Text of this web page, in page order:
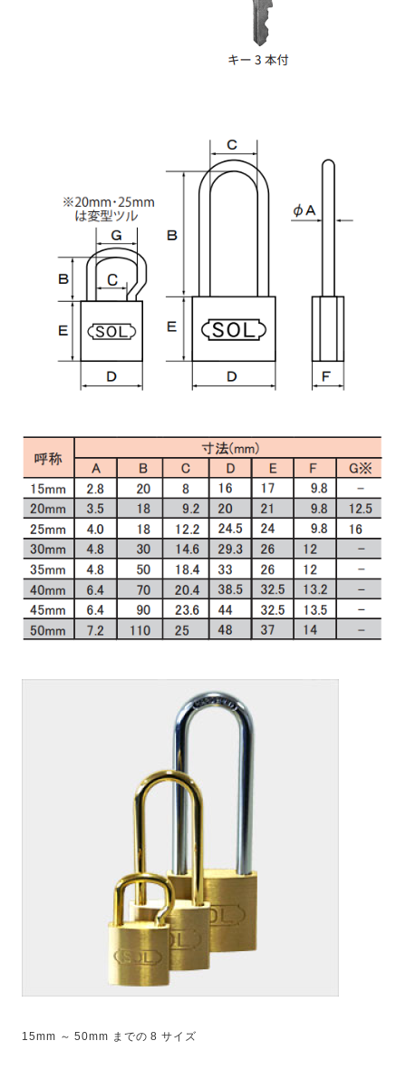
15mm ～ 50mm までの 8 サイズ